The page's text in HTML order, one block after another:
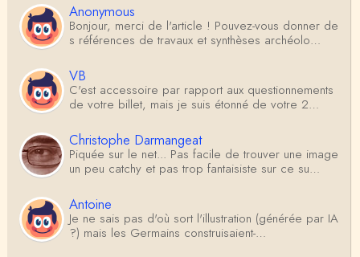
Anonymous
Bonjour, merci de l'article ! Pouvez-vous donner de
s références de travaux et synthèses archéolo…
VB
C'est accessoire par rapport aux questionnements
de votre billet, mais je suis étonné de votre 2…
Christophe Darmangeat
Piquée sur le net... Pas facile de trouver une image
un peu catchy et pas trop fantaisiste sur ce su…
Antoine
Je ne sais pas d'où sort l'illustration (générée par IA
?) mais les Germains construisaient-…